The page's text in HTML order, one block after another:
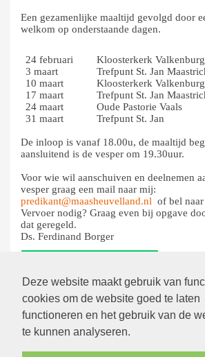
Deze website maakt gebruik van
cookies om de website goed te laten
functioneren en het gebruik van de
te kunnen analyseren.
Een gezamenlijke maaltijd gevolgd door
welkom op onderstaande dagen.
24 februari
Kloosterkerk Valkenburg
3 maart
Trefpunt St. Jan
10 maart
Kloosterkerk Valkenburg
17 maart
Trefpunt St. Jan
24 maart
Oude Pastorie Vaals
31 maart
Trefpunt St. Jan
De inloop is vanaf 18.00u, de maaltijd
aansluitend is de vesper om 19.30uur.
Voor wie wil aanschuiven en deelnemen
vesper graag een mail naar mij:
predikant@maasheuvelland.nl of bel
Vervoer nodig? Graag even bij opgave
dat geregeld.
Ds. Ferdinand Borger